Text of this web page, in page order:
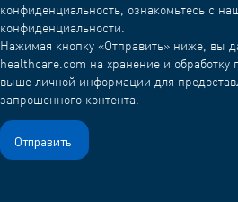
конфиденциальность, ознакомьтесь с
конфиденциальности.
Нажимая кнопку «Отправить» ниже, вы
healthcare.com на хранение и обработку
выше личной информации для
запрошенного контента.